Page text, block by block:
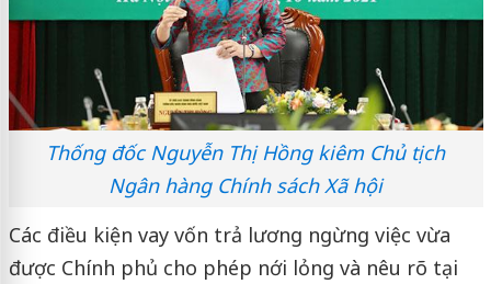
Thống đốc Nguyễn Thị Hồng kiêm Chủ tịch
Ngân hàng Chính sách Xã hội
Các điều kiện vay vốn trả lương ngừng việc vừa
được Chính phủ cho phép nới lỏng và nêu rõ tại